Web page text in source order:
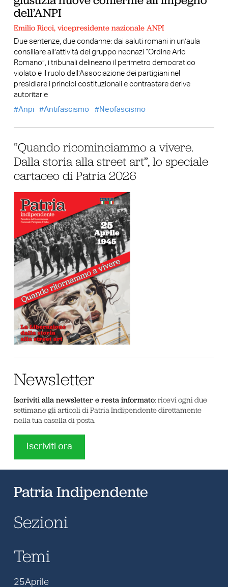
dell’ANPI
Emilio Ricci, vicepresidente nazionale ANPI
Due sentenze, due condanne: dai saluti romani in un’aula
consiliare all’attività del gruppo neonazi “Ordine Ario
Romano”, i tribunali delineano il perimetro democratico
violato e il ruolo dell’Associazione dei partigiani nel
presidiare i principi costituzionali e contrastare derive
autoritarie
Anpi
Antifascismo Neofascismo
“Quando ricominciammo a vivere.
Dalla storia alla street art”, lo speciale
cartaceo di Patria 2026
Newsletter
Iscriviti alla newsletter e resta informato: ricevi ogni due
settimane gli articoli di Patria Indipendente direttamente
nella tua casella di posta.
Iscriviti ora
Patria Indipendente
Sezioni
Temi
25Aprile